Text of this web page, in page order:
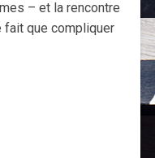
– et la rencontre
fait que compliquer